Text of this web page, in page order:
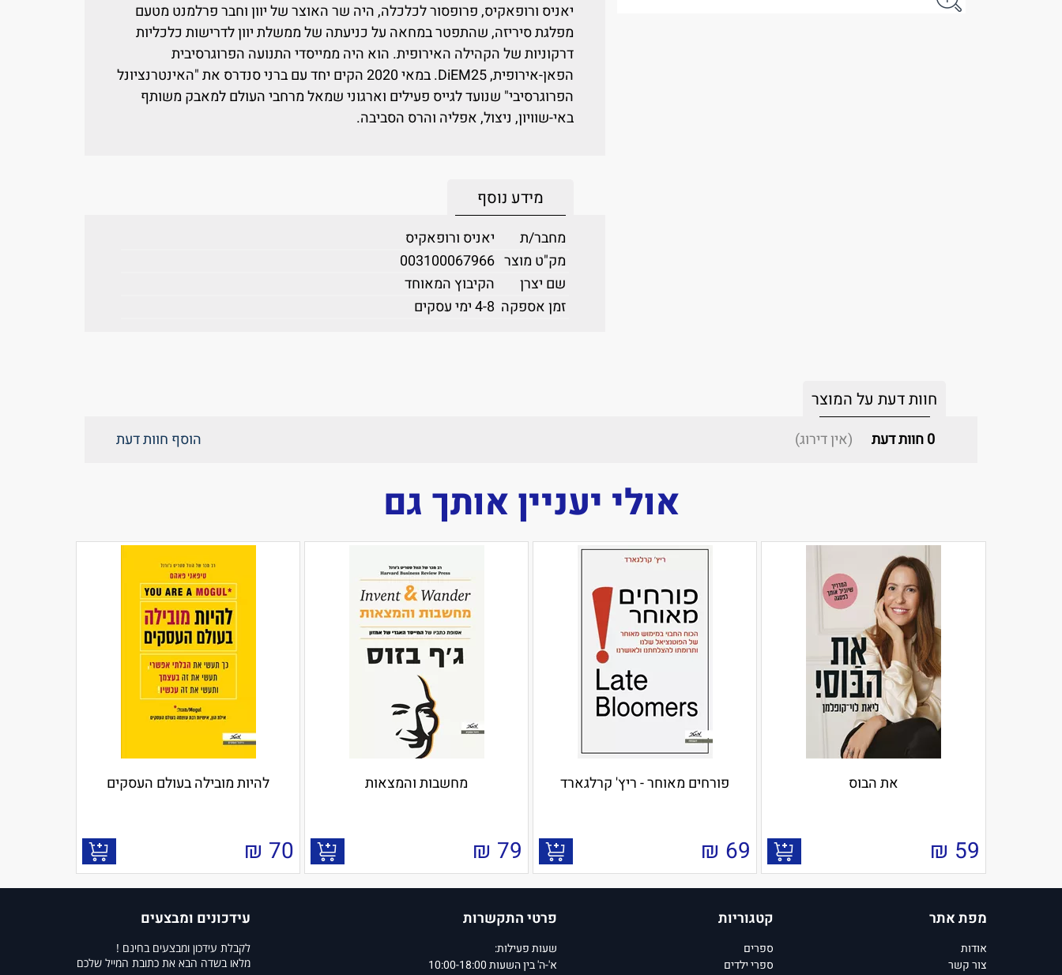
יאניס ורופאקיס, פרופסור לכלכלה, היה שר האוצר של יוון וחבר פרלמנט מטעם
מפלגת סיריזה, שהתפטר במחאה על כניעתה של ממשלת יוון לדרישות כלכליות
דרקוניות של הקהילה האירופית. הוא היה ממייסדי התנועה הפרוגרסיבית
הפאן-אירופית, DiEM25. במאי 2020 הקים יחד עם ברני סנדרס את "האינטרנציונל
הפרוגרסיבי" שנועד לגייס פעילים וארגוני שמאל מרחבי העולם למאבק משותף
באי-שוויון, ניצול, אפליה והרס הסביבה.
מידע נוסף
מחבר/ת
יאניס ורופאקיס
מק"ט מוצר 003100067966
שם יצרן
הקיבוץ המאוחד
זמן אספקה 4-8 ימי עסקים
חוות דעת על המוצר
0חוות דעת (אין דירוג) הוסף חוות דעת
אולי יעניין אותך גם
את הבוס
59
₪
פורחים מאוחר - ריץ' קרלגארד
69
₪
מחשבות והמצאות
79
₪
להיות מובילה בעולם העסקים
70
₪
מפת אתר
אודות
צור קשר
קטגוריות
ספרים
ספרי ילדים
פרטי התקשרות
שעות פעילות:
א'-ה' בין השעות 10:00-18:00
עידכונים ומבצעים
לקבלת עידכון ומבצעים בחינם !
מלאו בשדה הבא את כתובת המייל שלכם